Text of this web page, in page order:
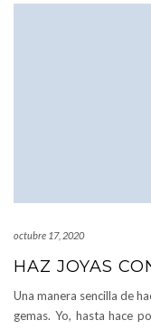
octubre 17, 2020
HAZ JOYAS
Una manera sencilla de
gemas. Yo, hasta hace